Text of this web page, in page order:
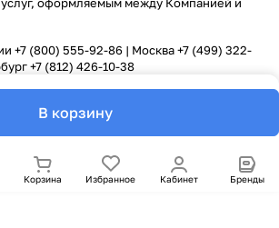
В корзину
Корзина Избранное Кабинет Бренды
+7 (800) 555-92-86 | Москва+7 (499) 322-
+7 (812) 426-10-38